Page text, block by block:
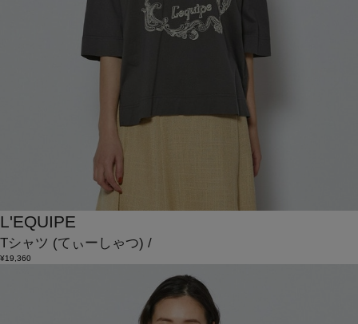
L'EQUIPE
Tシャツ (てぃーしゃつ) /
¥19,360